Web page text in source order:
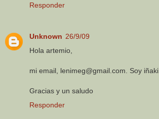
Responder
Unknown 26/9/09
Hola artemio,
mi email, lenimeg@gmail.com. Soy iñaki.
Gracias y un saludo
Responder